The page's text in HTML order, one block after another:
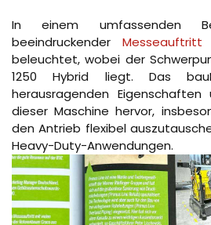
In einem umfassenden
beeindruckender Messeauftritt
beleuchtet, wobei der
1250 Hybrid liegt. Das
herausragenden
dieser Maschine hervor,
den Antrieb flexibel
Heavy-Duty-Anwendungen.